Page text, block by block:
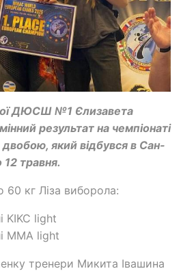
ДЮСШ №1 Єлизавета
результат на чемпіонаті
який відбувся в Сан-
12 травня.
60 кг Ліза виборола:
KIKC light
ММА light
тренери Микита Івашина